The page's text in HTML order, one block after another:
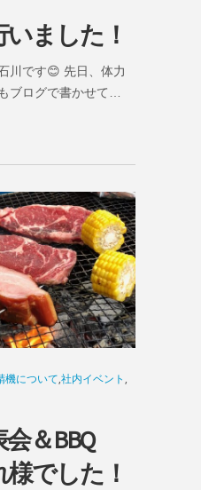
ました！
川です😊 先日、体力
ブログで書かせて…
機について 社内イベント
＆BBQ
様でした！